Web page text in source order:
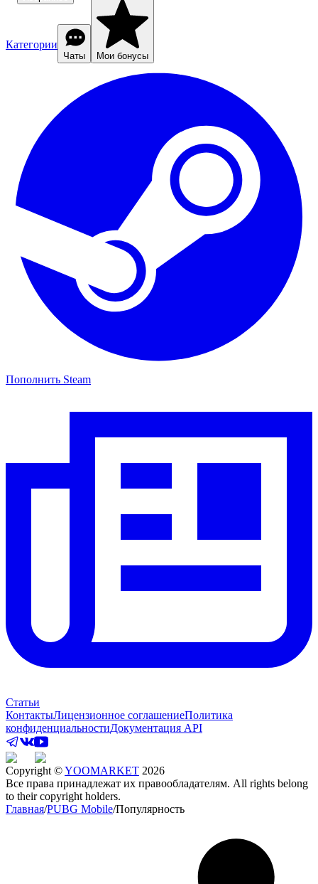
Категории
Чаты Мои бонусы
Пополнить Steam
Статьи
КонтактыЛицензионное соглашениеПолитика
конфиденциальностиДокументация API
Copyright ©YOOMARKET 2026
Все права принадлежат их правообладателям. All rights belong
to their copyright holders.
Главная/PUBG Mobile/Популярность